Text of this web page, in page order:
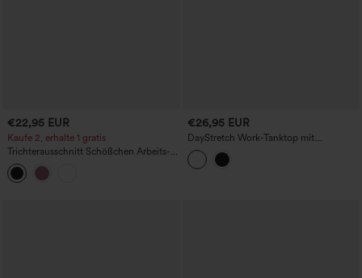
€22,95 EUR
Kaufe 2, erhalte 1 gratis
Trichterausschnitt Schößchen Arbeits-
Tanktop
€26,95 EUR
DayStretch Work-Tanktop mit
quadratischem Ausschnitt und
Reißverschluss